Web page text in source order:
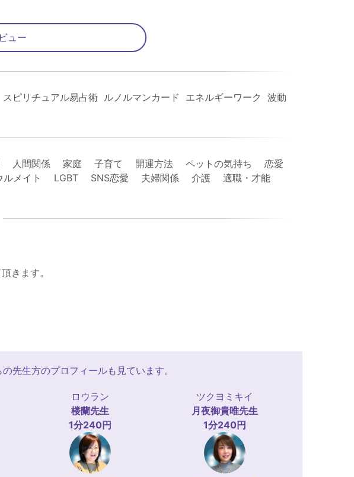
ュー
ピリチュアル易占術 ルノルマンカード エネルギーワーク 波動
間関係 家庭 子育て 開運方法 ペットの気持ち 恋愛
メイト LGBT SNS恋愛 夫婦関係 介護 適職・才能
きます。
先生方のプロフィールも見ています。
ロウラン
楼蘭先生
1分240円
ツクヨミキイ
月夜御貴唯先生
1分240円